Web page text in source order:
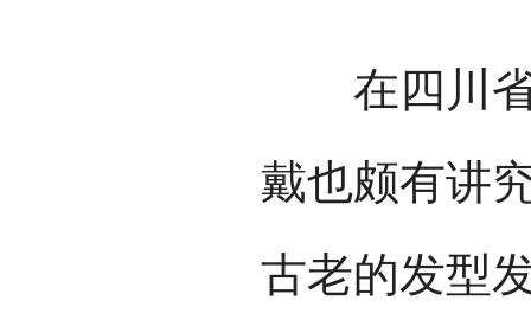
在四川省
戴也颇有讲
古老的发型